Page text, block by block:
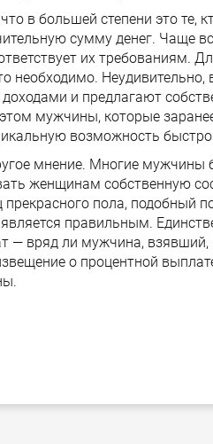
в большей степени это те,
сумму денег. Чаще
их требованиям.
необходимо.
и предлагают
мужчины, которые
возможность
мнение. Многие мужчины
женщинам собственную
прекрасного пола, подобный
правильным.
— вряд ли мужчина, взявший,
о процентной